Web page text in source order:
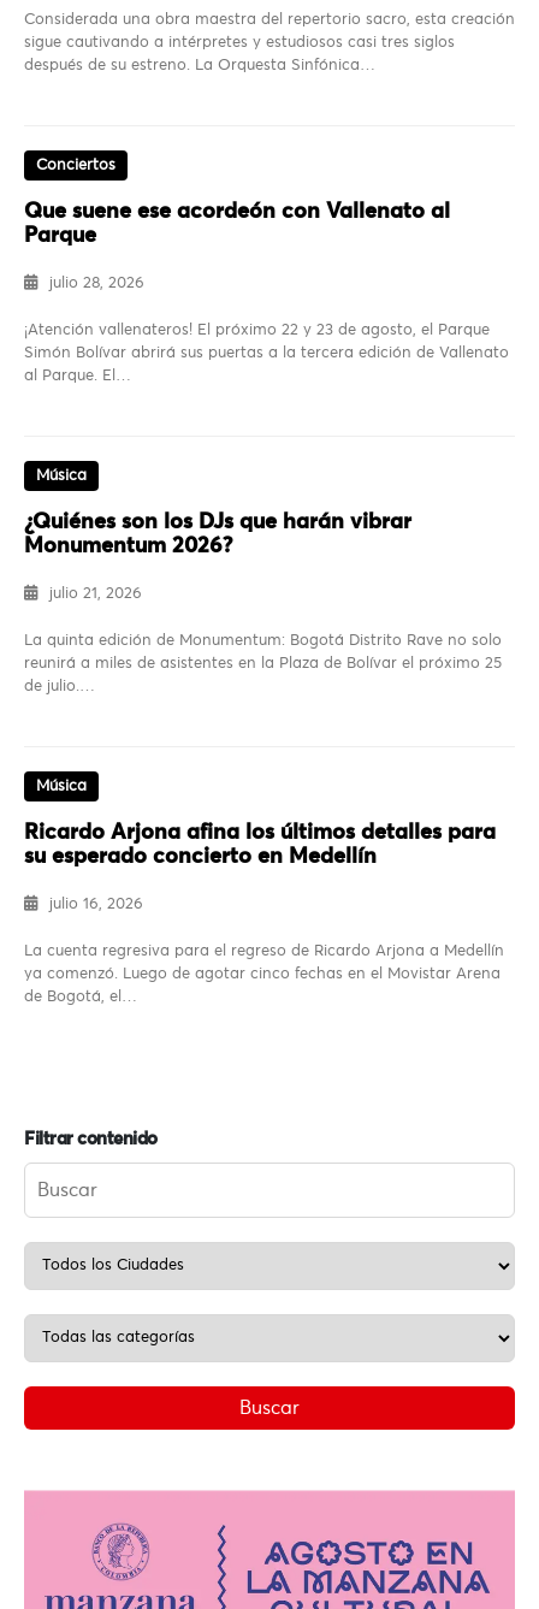
Considerada una obra maestra del repertorio sacro, esta creación
sigue cautivando a intérpretes y estudiosos casi tres siglos
después de su estreno. La Orquesta Sinfónica…
Conciertos
Que suene ese acordeón con Vallenato al
Parque
julio 28, 2026
¡Atención vallenateros! El próximo 22 y 23 de agosto, el Parque
Simón Bolívar abrirá sus puertas a la tercera edición de Vallenato
al Parque. El…
Música
¿Quiénes son los DJs que harán vibrar
Monumentum 2026?
julio 21, 2026
La quinta edición de Monumentum: Bogotá Distrito Rave no solo
reunirá a miles de asistentes en la Plaza de Bolívar el próximo 25
de julio.…
Música
Ricardo Arjona afina los últimos detalles para
su esperado concierto en Medellín
julio 16, 2026
La cuenta regresiva para el regreso de Ricardo Arjona a Medellín
ya comenzó. Luego de agotar cinco fechas en el Movistar Arena
de Bogotá, el…
Filtrar contenido